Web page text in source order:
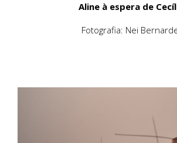
Aline à espera de
Fotografia: Nei